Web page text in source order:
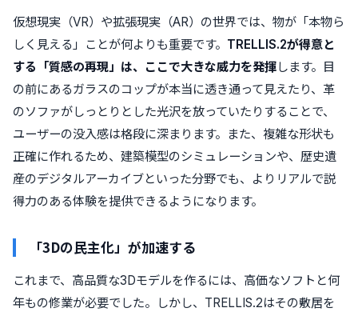
仮想現実（VR）や拡張現実（AR）の世界では、物が「本物ら
しく見える」ことが何よりも重要です。 TRELLIS.2が得意と
する「質感の再現」は、ここで大きな威力を発揮します。目
の前にあるガラスのコップが本当に透き通って見えたり、革
のソファがしっとりとした光沢を放っていたりすることで、
ユーザーの没入感は格段に深まります。また、複雑な形状も
正確に作れるため、建築模型のシミュレーションや、歴史遺
産のデジタルアーカイブといった分野でも、よりリアルで説
得力のある体験を提供できるようになります。
「3Dの民主化」が加速する
これまで、高品質な3Dモデルを作るには、高価なソフトと何
年もの修業が必要でした。しかし、TRELLIS.2はその敷居を